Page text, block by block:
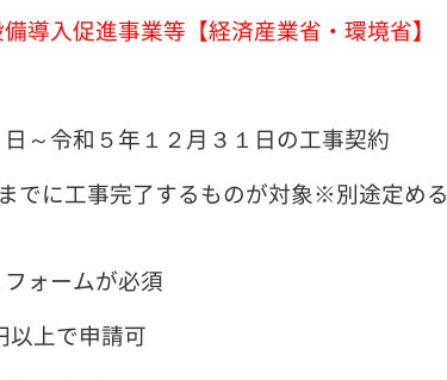
導入促進事業等【経済産業省・環境省】
～令和５年１２月３１日の工事契約
でに工事完了するものが対象※別途定める
ォームが必須
以上で申請可